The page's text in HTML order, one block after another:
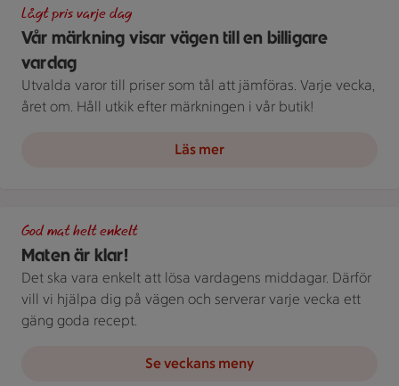
Vår märkning visar vägen till en billigare
vardag
Lågt pris varje dag
Utvalda varor till priser som tål att jämföras. Varje vecka,
året om. Håll utkik efter märkningen i vår butik!
Läs mer
Maten är klar!
God mat helt enkelt
Det ska vara enkelt att lösa vardagens middagar. Därför
vill vi hjälpa dig på vägen och serverar varje vecka ett
gäng goda recept.
Se veckans meny